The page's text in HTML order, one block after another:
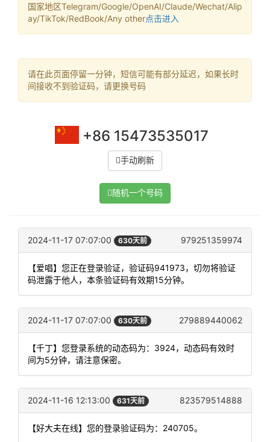
国家地区Telegram/Google/OpenAI/Claude/Wechat/Alip
ay/TikTok/RedBook/Any other点击进入
请在此页面停留一分钟，短信可能有部分延迟，如果长时
间接收不到验证码，请更换号码
+86 15473535017
手动刷新
随机一个号码
2024-11-17 07:07:00 630天前 979251359974
【爱唱】您正在登录验证，验证码941973，切勿将验证
码泄露于他人，本条验证码有效期15分钟。
2024-11-17 07:07:00 630天前 279889440062
【千丁】您登录系统的动态码为：3924，动态码有效时
间为5分钟，请注意保密。
2024-11-16 12:13:00 631天前 823579514888
【好大夫在线】您的登录验证码为：240705。